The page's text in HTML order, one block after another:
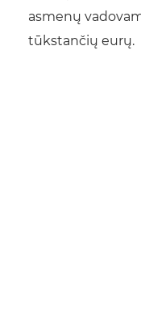
asmenų
tūkstančių eurų.